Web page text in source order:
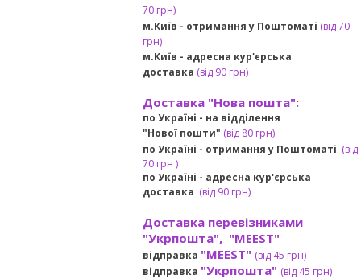
70 грн)
м.Київ - отримання у Поштоматі (від 70
грн)
м.Київ - адресна кур'єрська
доставка (від90 грн)
Доставка "Нова пошта":
по Україні - на відділення
"Нової пошти" (від 80 грн)
по Україні - отримання у Поштоматі (від
70 грн )
по Україні - адресна кур'єрська
доставка (від90 грн)
Доставка перевізниками
"Укрпошта", "MEEST"
відправка "MEEST" (від 45 грн)
відправка "Укрпошта" (від 45 грн)